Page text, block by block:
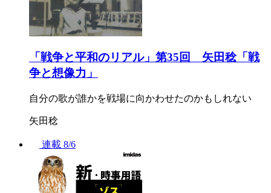
「戦争と平和のリアル」第35回 矢田稔「戦
争と想像力」
自分の歌が誰かを戦場に向かわせたのかもしれない
矢田稔
連載 8/6